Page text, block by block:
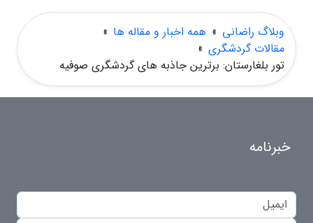
وبلاگ راضانی » همه اخبار و مقاله ها »
مقالات گردشگری »
تور بلغارستان: برترین جاذبه های گردشگری صوفیه
خبرنامه